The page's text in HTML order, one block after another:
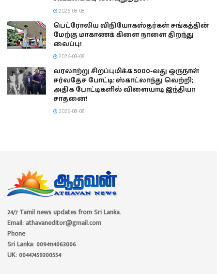
2026-08-08
பெட்ரோலிய விநியோகஸ்தர்கள் சங்கத்தின்
மேற்கு மாகாணக் கிளை நாளை திறந்து
வைப்பு!
2026-08-08
வரலாற்று சிறப்புமிக்க 5000-வது ஒருநாள்
சர்வதேச போட்டி: ஸ்காட்லாந்து வெற்றி;
அதிக போட்டிகளில் விளையாடி இந்தியா
சாதனை!
2026-08-08
24/7 Tamil news updates from Sri Lanka.
Email: athavaneditor@gmail.com
Phone
Sri Lanka: 0094114063006
UK: 00447459300554